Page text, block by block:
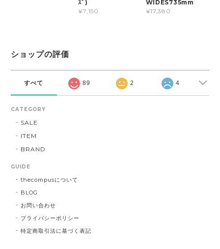
ｽﾞ)
¥7,150
WIDES735mm
¥17,380
ショップの評価
すべて 89 2 4
CATEGORY
SALE
ITEM
BRAND
GUIDE
thecompusについて
BLOG
お問い合わせ
プライバシーポリシー
特定商取引法に基づく表記